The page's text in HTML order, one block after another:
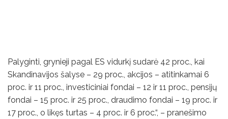
Palyginti, grynieji pagal ES vidurkį sudarė 42 proc., kai
Skandinavijos šalyse – 29 proc., akcijos – atitinkamai 6
proc. ir 11 proc., investiciniai fondai – 12 ir 11 proc., pensijų
fondai – 15 proc. ir 25 proc., draudimo fondai – 19 proc. ir
17 proc., o likęs turtas – 4 proc. ir 6 proc.“, – pranešimo